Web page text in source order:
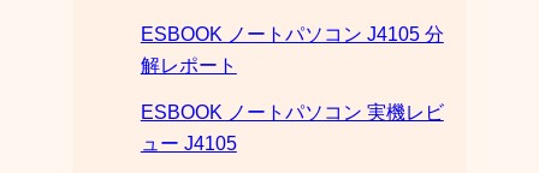
ESBOOK ノートパソコン J4105 分
解レポート
ESBOOK ノートパソコン 実機レビ
ュー J4105